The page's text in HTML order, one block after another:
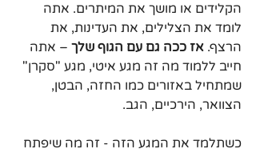
הקלידים או מושך את המיתרים. אתה
לומד את הצלילים, את העדינות, את
הרצף. אז ככה גם עם הגוף שלך – אתה
חייב ללמוד מה זה מגע איטי, מגע "סקרן"
שמתחיל באזורים כמו החזה, הבטן,
הצוואר, הירכיים, הגב.
כשתלמד את המגע הזה - זה מה שיפתח